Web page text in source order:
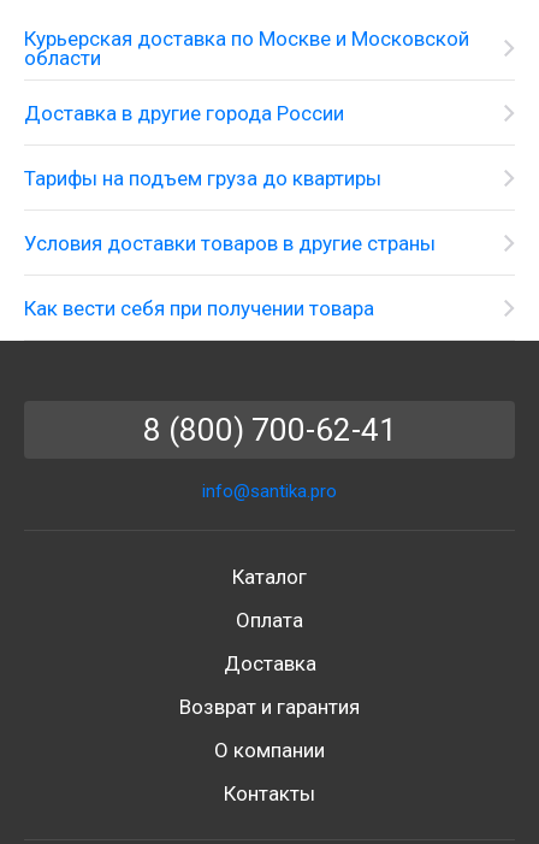
Курьерская доставка по Москве и Московской
области
Доставка в другие города России
Тарифы на подъем груза до квартиры
Условия доставки товаров в другие страны
Как вести себя при получении товара
8 (800) 700-62-41
info@santika.pro
Каталог
Оплата
Доставка
Возврат и гарантия
О компании
Контакты